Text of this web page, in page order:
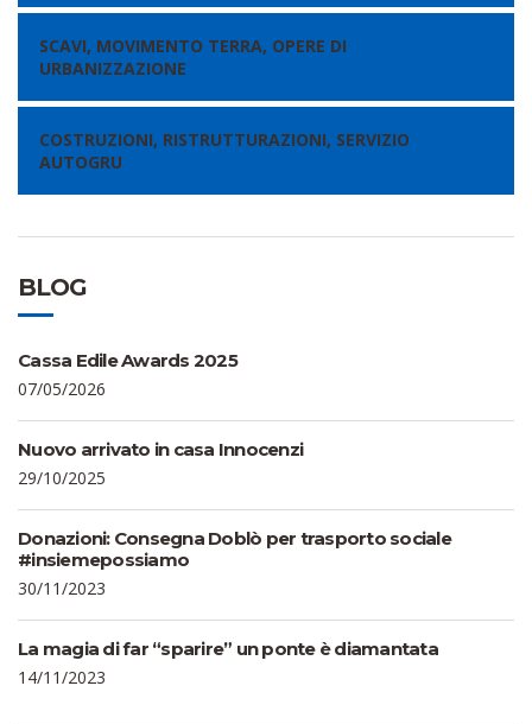
SCAVI, MOVIMENTO TERRA, OPERE DI
URBANIZZAZIONE
COSTRUZIONI, RISTRUTTURAZIONI, SERVIZIO
AUTOGRU
BLOG
Cassa Edile Awards 2025
07/05/2026
Nuovo arrivato in casa Innocenzi
29/10/2025
Donazioni: Consegna Doblò per trasporto sociale
#insiemepossiamo
30/11/2023
La magia di far “sparire” un ponte è diamantata
14/11/2023